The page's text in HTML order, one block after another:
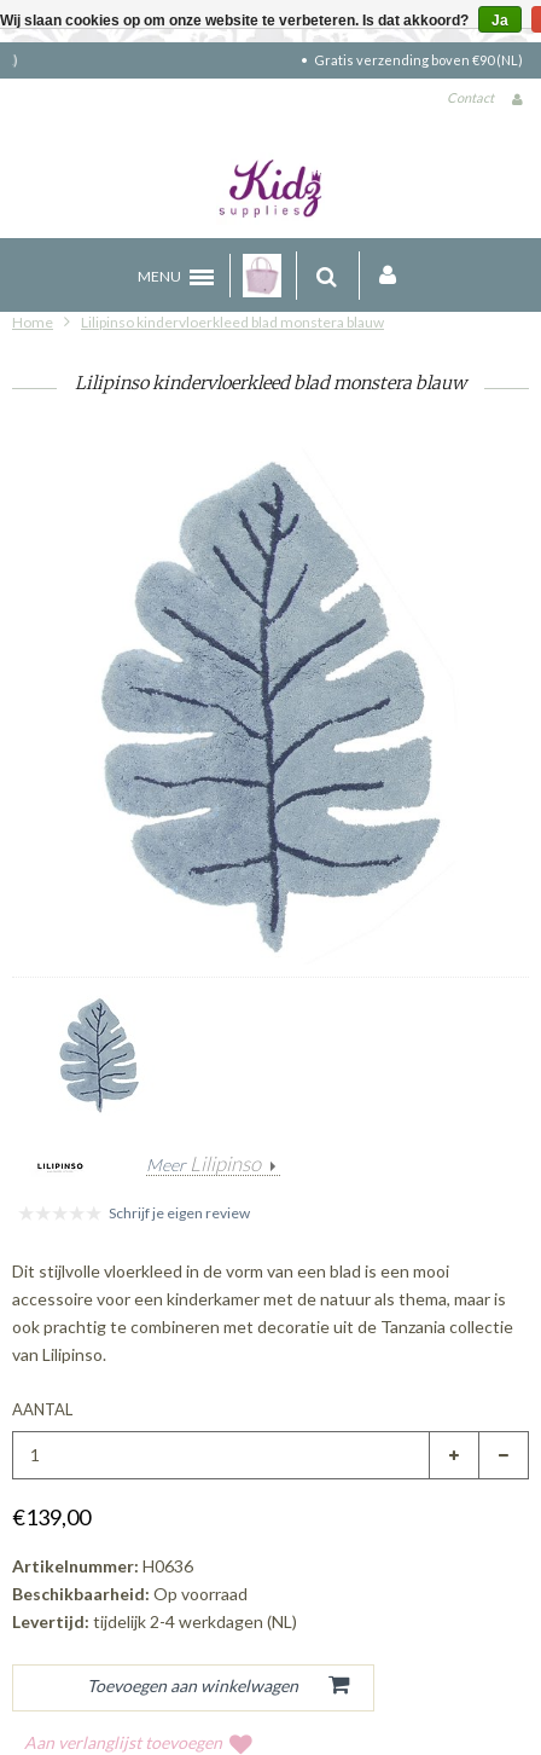
Gratis verzending boven €90 (NL)
Contact
MENU
Home Lilipinso kindervloerkleed blad monstera blauw
Lilipinso kindervloerkleed blad monstera blauw
Meer Lilipinso
Schrijf je eigen review
Dit stijlvolle vloerkleed in de vorm van een blad is een mooi
accessoire voor een kinderkamer met de natuur als thema, maar is
ook prachtig te combineren met decoratie uit de Tanzania collectie
van Lilipinso.
AANTAL
€139,00
Artikelnummer: H0636
Beschikbaarheid: Op voorraad
Levertijd: tijdelijk 2-4 werkdagen (NL)
Aan verlanglijst toevoegen
Wij slaan cookies op om onze website te verbeteren. Is dat akkoord? Ja